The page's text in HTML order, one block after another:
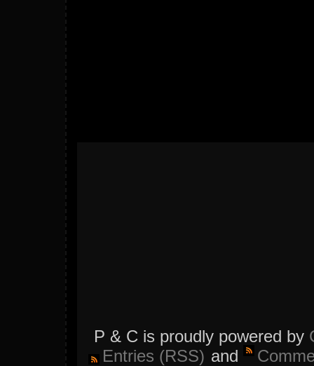
P & C is proudly powered by
Entries (RSS) and